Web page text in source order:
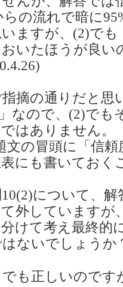
らの流れで暗に
ますが、(2)でも
おいたほうが良
摘の通りだと思
なので、(2)でも
はありません。
文の冒頭に「信
にも書いておく
10(2)について、
外していますが
けて考え最終的
ないでしょうか
も正しいのです